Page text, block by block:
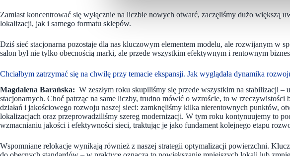
Zamiast koncentrować się wyłącznie na liczbie nowych otwarć, zaczęliśmy dużo większą
lokalizacji, jak i samego formatu sklepów.
Dziś sieć stacjonarna pozostaje dla nas kluczowym elementem modelu, ale rozwijanym w
salon był nie tylko obecnością marki, ale przede wszystkim efektywnym i rentownym
Chciałbym zatrzymać się na chwilę przy temacie ekspansji. Jak wyglądała dynamika
Magdalena Barańska: W zeszłym roku skupiliśmy się przede wszystkim na stabilizacji –
stacjonarnych. Choć patrząc na same liczby, trudno mówić o wzroście, to w rzeczywistości
działań i jakościowego rozwoju naszej sieci: zamknęliśmy kilka nierentownych punktów,
lokalizacjach oraz przeprowadziliśmy szereg modernizacji. W tym roku kontynuujemy to
wzmacnianiu jakości i efektywności sieci, traktując je jako fundament kolejnego etapu
Wspomniane relokacje wynikają również z naszej strategii optymalizacji powierzchni.